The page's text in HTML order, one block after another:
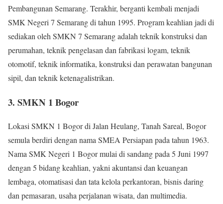
Pembangunan Semarang. Terakhir, berganti kembali menjadi
SMK Negeri 7 Semarang di tahun 1995. Program keahlian jadi di
sediakan oleh SMKN 7 Semarang adalah teknik konstruksi dan
perumahan, teknik pengelasan dan fabrikasi logam, teknik
otomotif, teknik informatika, konstruksi dan perawatan bangunan
sipil, dan teknik ketenagalistrikan.
3. SMKN 1 Bogor
Lokasi SMKN 1 Bogor di Jalan Heulang, Tanah Sareal, Bogor
semula berdiri dengan nama SMEA Persiapan pada tahun 1963.
Nama SMK Negeri 1 Bogor mulai di sandang pada 5 Juni 1997
dengan 5 bidang keahlian, yakni akuntansi dan keuangan
lembaga, otomatisasi dan tata kelola perkantoran, bisnis daring
dan pemasaran, usaha perjalanan wisata, dan multimedia.